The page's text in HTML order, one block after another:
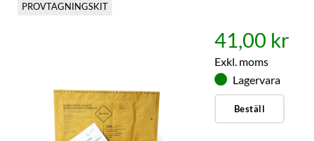
PROVTAGNINGSKIT
41,00 kr
Exkl. moms
Lagervara
Beställ